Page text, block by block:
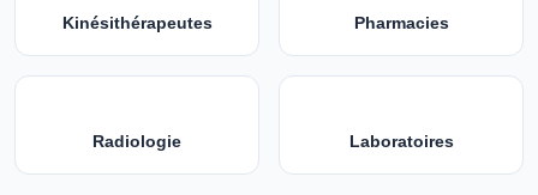
Kinésithérapeutes Pharmacies
Radiologie Laboratoires